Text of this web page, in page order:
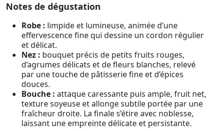
Notes de dégustation
Robe : limpide et lumineuse, animée d’une
effervescence fine qui dessine un cordon régulier
et délicat.
Nez : bouquet précis de petits fruits rouges,
d’agrumes délicats et de fleurs blanches, relevé
par une touche de pâtisserie fine et d’épices
douces.
Bouche : attaque caressante puis ample, fruit net,
texture soyeuse et allonge subtile portée par une
fraîcheur droite. La finale s’étire avec noblesse,
laissant une empreinte délicate et persistante.